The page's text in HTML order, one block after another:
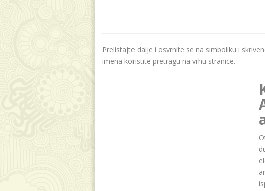
Prelistajte dalje i osvrnite se na simboliku i
imena koristite pretragu na vrhu stranice.